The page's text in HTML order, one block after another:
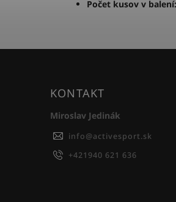
Počet kusov v balení:
KONTAKT
Miroslav Jedinák
info@activesport.sk
+421940 621 636